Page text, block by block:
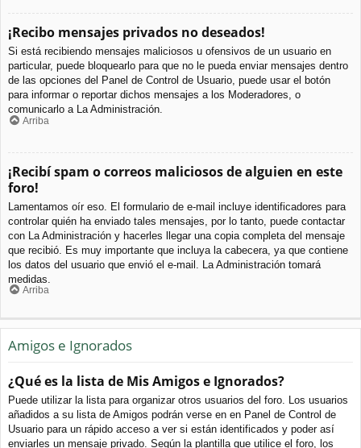
¡Recibo mensajes privados no deseados!
Si está recibiendo mensajes maliciosos u ofensivos de un usuario en
particular, puede bloquearlo para que no le pueda enviar mensajes dentro
de las opciones del Panel de Control de Usuario, puede usar el botón
para informar o reportar dichos mensajes a los Moderadores, o
comunicarlo a La Administración.
Arriba
¡Recibí spam o correos maliciosos de alguien en este
foro!
Lamentamos oír eso. El formulario de e-mail incluye identificadores para
controlar quién ha enviado tales mensajes, por lo tanto, puede contactar
con La Administración y hacerles llegar una copia completa del mensaje
que recibió. Es muy importante que incluya la cabecera, ya que contiene
los datos del usuario que envió el e-mail. La Administración tomará
medidas.
Arriba
Amigos e Ignorados
¿Qué es la lista de Mis Amigos e Ignorados?
Puede utilizar la lista para organizar otros usuarios del foro. Los usuarios
añadidos a su lista de Amigos podrán verse en en Panel de Control de
Usuario para un rápido acceso a ver si están identificados y poder así
enviarles un mensaje privado. Según la plantilla que utilice el foro, los